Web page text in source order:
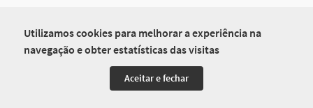
Utilizamos cookies para melhorar a experiência na
navegação e obter estatísticas das visitas
Aceitar e fechar